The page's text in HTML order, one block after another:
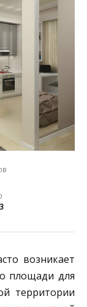
возникает
площади для
территории